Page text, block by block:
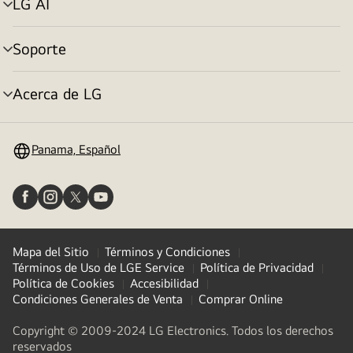
Alternar
menú
Soporte
Alternar
menú
Acerca de LG
Alternar
Panama, Español
Mapa del Sitio
Términos y Condiciones
Términos de Uso de LGE Service
Política de Privacidad
Política de Cookies
Accesibilidad
Condiciones Generales de Venta
Comprar Online
Copyright © 2009-2024 LG Electronics. Todos los derechos
reservados